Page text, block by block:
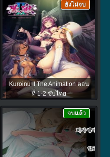
Kuroinu II The Animation ตอน
ที่ 1-2 ซับไทย
ยังไม่จบ
จบแล้ว